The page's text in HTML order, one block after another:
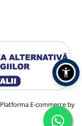
Platforma E-commerce by